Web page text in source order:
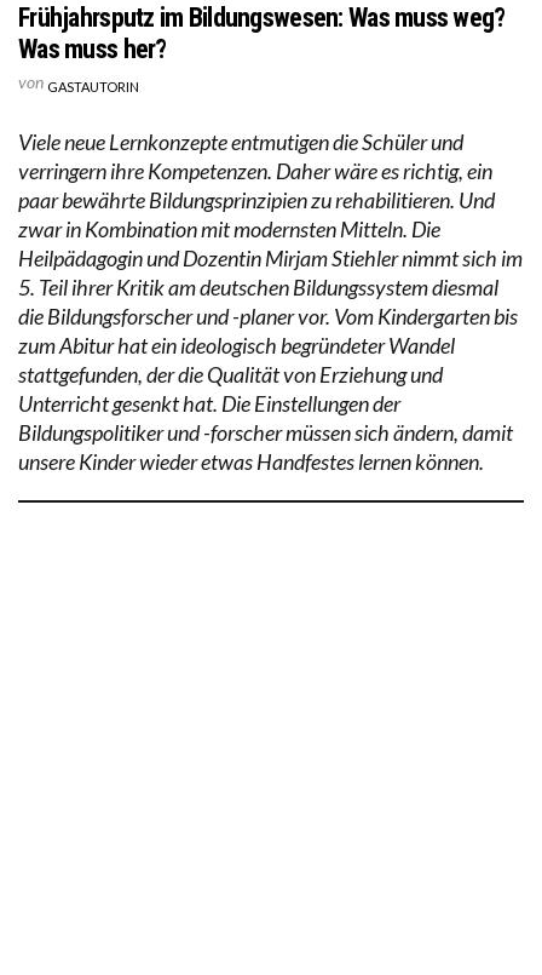
Frühjahrsputz im Bildungswesen: Was muss weg?
Was muss her?
von GASTAUTORIN
Viele neue Lernkonzepte entmutigen die Schüler und
verringern ihre Kompetenzen. Daher wäre es richtig, ein
paar bewährte Bildungsprinzipien zu rehabilitieren. Und
zwar in Kombination mit modernsten Mitteln. Die
Heilpädagogin und Dozentin Mirjam Stiehler nimmt sich im
5. Teil ihrer Kritik am deutschen Bildungssystem diesmal
die Bildungsforscher und -planer vor. Vom Kindergarten bis
zum Abitur hat ein ideologisch begründeter Wandel
stattgefunden, der die Qualität von Erziehung und
Unterricht gesenkt hat. Die Einstellungen der
Bildungspolitiker und -forscher müssen sich ändern, damit
unsere Kinder wieder etwas Handfestes lernen können.